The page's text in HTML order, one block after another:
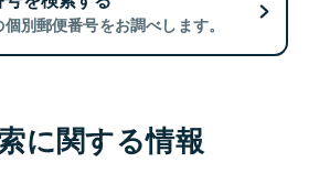
別郵便番号をお調べします。
に関する情報